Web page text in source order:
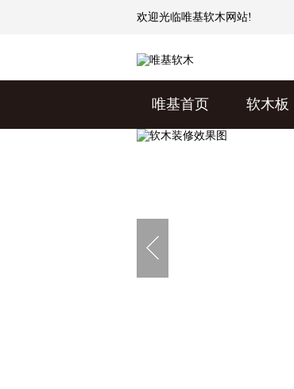
欢迎光临唯基软木 网站!
唯基首页 软木板